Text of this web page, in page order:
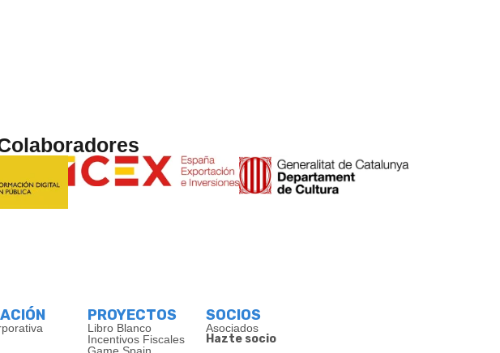
PROYECTOS
Libro Blanco
Incentivos Fiscales
Game Spain
SOCIOS
Asociados
Hazte socio